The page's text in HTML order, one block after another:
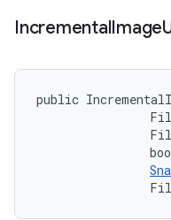
IncrementalImage
public